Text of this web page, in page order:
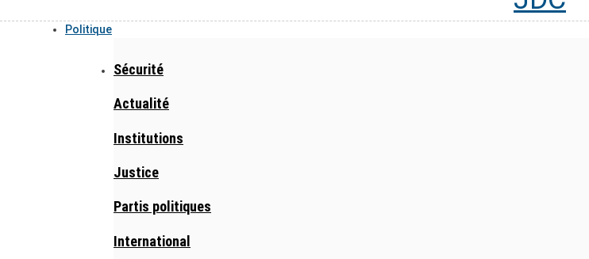
Politique
Sécurité
Actualité
Institutions
Justice
Partis politiques
International